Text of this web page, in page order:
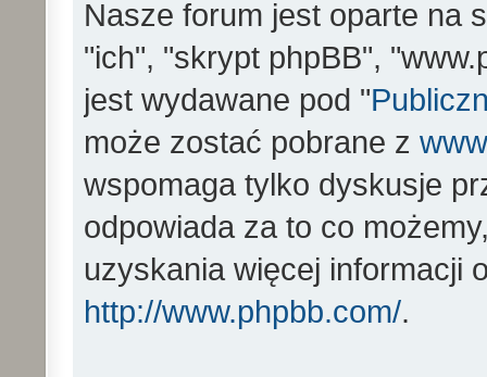
Nasze forum jest oparte na
"ich", "skrypt phpBB",
jest wydawane pod "
może zostać pobrane z
wspomaga tylko dyskusje
odpowiada za to co
uzyskania więcej informacji
http://www.phpbb.com/.